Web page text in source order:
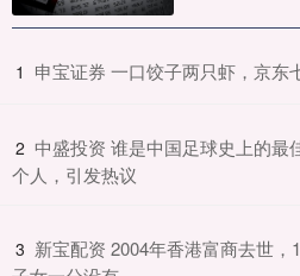
1 申宝证券 一口饺子两只虾，京东
2 中盛投资 谁是中国足球史上的最
个人，引发热议
3 新宝配资 2004年香港富商去世